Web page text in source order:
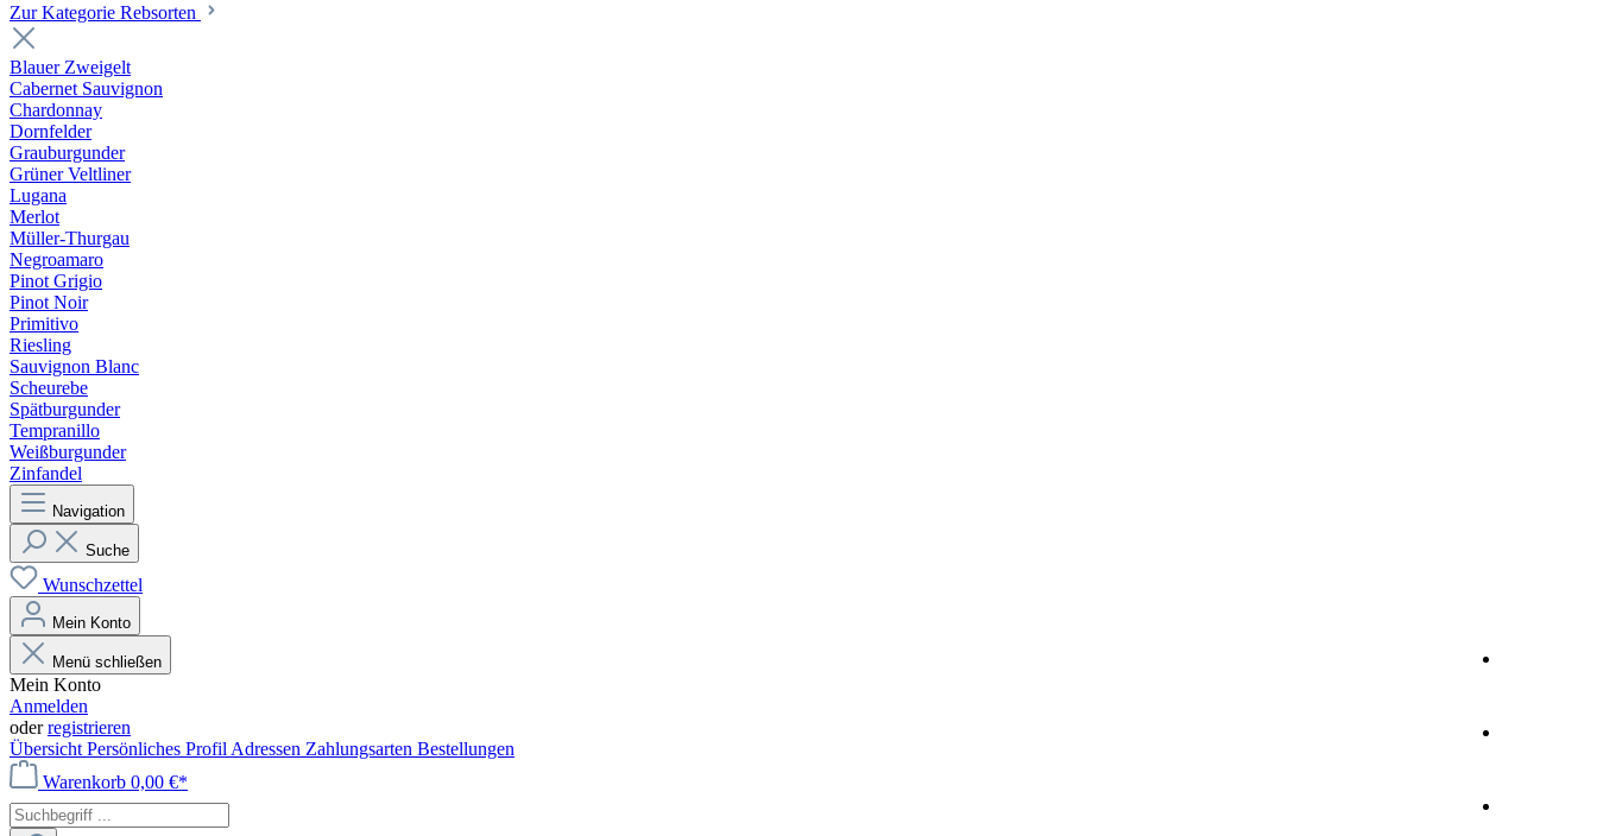
Zur Kategorie Rebsorten
Blauer Zweigelt
Cabernet Sauvignon
Chardonnay
Dornfelder
Grauburgunder
Grüner Veltliner
Lugana
Merlot
Müller-Thurgau
Negroamaro
Pinot Grigio
Pinot Noir
Primitivo
Riesling
Sauvignon Blanc
Scheurebe
Spätburgunder
Tempranillo
Weißburgunder
Zinfandel
Navigation
Suche
Wunschzettel
Mein Konto
Menü schließen
Mein Konto
Anmelden
oderregistrieren
Übersicht Persönliches Profil Adressen Zahlungsarten Bestellungen
Warenkorb 0,00 €*